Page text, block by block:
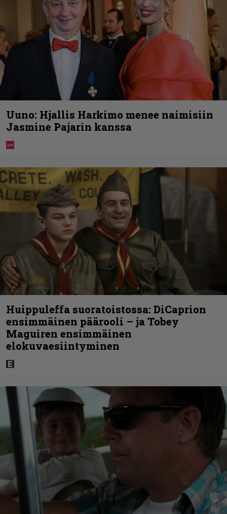
Uuno: Hjallis Harkimo menee naimisiin
Jasmine Pajarin kanssa
Huippuleffa suoratoistossa: DiCaprion
ensimmäinen päärooli – ja Tobey
Maguiren ensimmäinen
elokuvaesiintyminen